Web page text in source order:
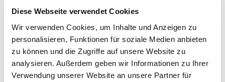
Diese Webseite verwendet Cookies
Wir verwenden Cookies, um Inhalte und Anzeigen zu
personalisieren, Funktionen für soziale Medien anbieten
zu können und die Zugriffe auf unsere Website zu
analysieren. Außerdem geben wir Informationen zu Ihrer
Verwendung unserer Website an unsere Partner für